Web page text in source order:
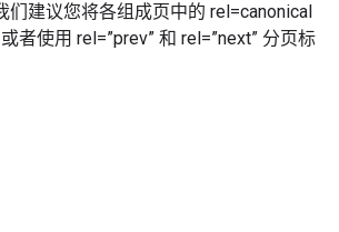
们建议您将各组成页中的 rel=canonical
者使用 rel=”prev” 和 rel=”next” 分页标